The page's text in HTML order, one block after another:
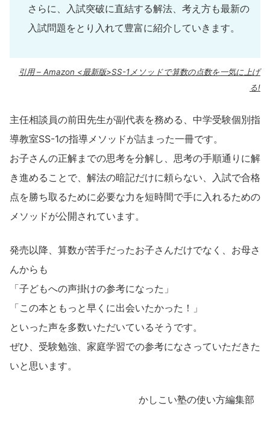
さらに、入試突破に直結する解法、考え方も最新の
入試問題をとり入れて豊富に紹介していきます。
引用 – Amazon <最新版>SS-1メソッドで算数の点数を一気に上げ
る!
主任相談員の前田先生が副代表を務める、中学受験個別指
導教室SS-1の指導メソッドが詰まった一冊です。
お子さんの正解までの思考を分解し、思考の手順通りに解
き進めることで、解法の暗記だけに頼らない、入試で合格
点を勝ち取るために必要な力を短時間で手に入れるための
メソッドが公開されています。
発売以降、算数が苦手だったお子さんだけでなく、お母さ
んからも
「子どもへの声掛けの参考になった」
「この本ともっと早くに出会いたかった！」
といった声を多数いただいているそうです。
ぜひ、受験勉強、家庭学習での参考になさっていただきた
いと思います。
かしこい塾の使い方編集部